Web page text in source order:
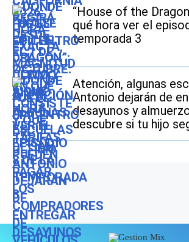
“House of the
qué hora ver el
temporada 3
Atención, algunas
Antonio dejarán de
desayunos y
descubre si tu hijo
este beneficio